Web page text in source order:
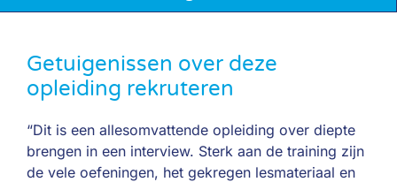
Getuigenissen over deze
opleiding rekruteren
“Dit is een allesomvattende opleiding over diepte
brengen in een interview. Sterk aan de training zijn
de vele oefeningen, het gekregen lesmateriaal en